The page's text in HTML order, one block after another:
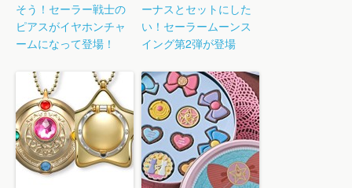
そう！セーラー戦士の
ピアスがイヤホンチャ
ームになって登場！
ーナスとセットにした
い！セーラームーンス
イング第2弾が登場